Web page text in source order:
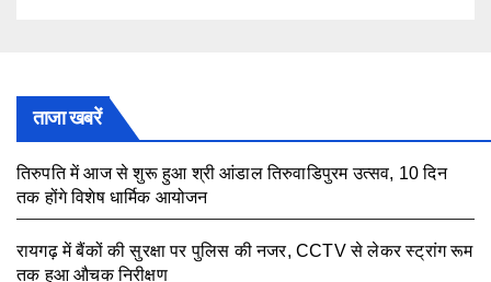
ताजा खबरें
तिरुपति में आज से शुरू हुआ श्री आंडाल तिरुवाडिपुरम उत्सव, 10 दिन
तक होंगे विशेष धार्मिक आयोजन
रायगढ़ में बैंकों की सुरक्षा पर पुलिस की नजर, CCTV से लेकर स्ट्रांग रूम
तक हुआ औचक निरीक्षण